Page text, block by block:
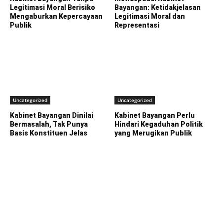
Legitimasi Moral Berisiko
Mengaburkan Kepercayaan
Publik
Bayangan: Ketidakjelasan
Legitimasi Moral dan
Representasi
Uncategorized
Kabinet Bayangan Dinilai
Bermasalah, Tak Punya
Basis Konstituen Jelas
Uncategorized
Kabinet Bayangan Perlu
Hindari Kegaduhan Politik
yang Merugikan Publik